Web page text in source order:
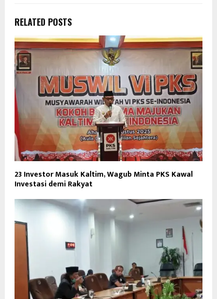
RELATED POSTS
23 Investor Masuk Kaltim, Wagub Minta PKS Kawal
Investasi demi Rakyat